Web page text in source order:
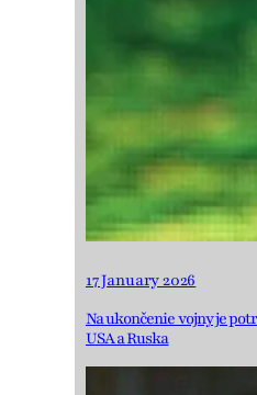
17 January 2026
Na ukončenie vojny je
USA a Ruska